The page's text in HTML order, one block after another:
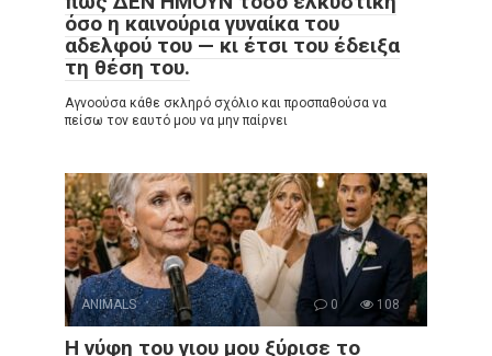
όσο η καινούρια γυναίκα του
αδελφού του — κι έτσι του έδειξα
τη θέση του.
Αγνοούσα κάθε σκληρό σχόλιο και προσπαθούσα να
πείσω τον εαυτό μου να μην παίρνει
ANIMALS 0 108
Η νύφη του γιου μου ξύρισε το